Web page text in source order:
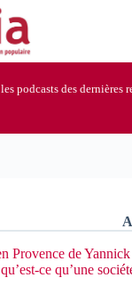
podcasts des dernières
Provence de
ce qu’une